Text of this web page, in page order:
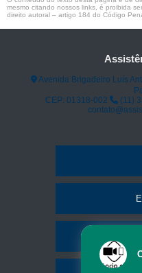
mesmo citando nossos links, é proibida
direito autoral – artigo 184 do Código
Avenida Brigadeiro Luís
CEP: 01318-002
(11)